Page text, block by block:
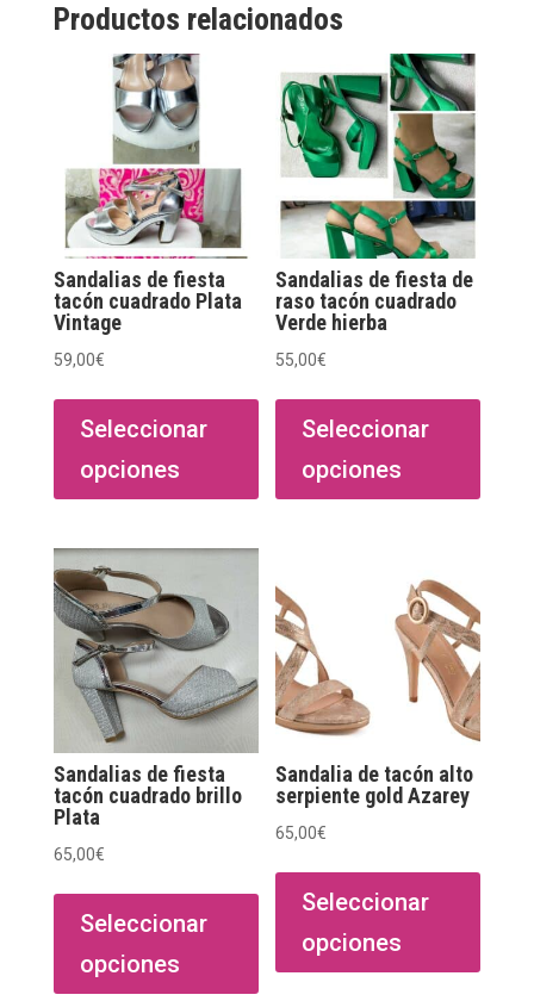
Productos relacionados
Sandalias de fiesta
tacón cuadrado Plata
Vintage
59,00€
Seleccionar
opciones
producto
múltiples
Las
se
pueden
elegir
en
página
de
producto
Sandalias de fiesta de
raso tacón cuadrado
Verde hierba
55,00€
Seleccionar
opciones
se
elegir
en
la
Sandalias de fiesta
tacón cuadrado brillo
Plata
65,00€
Seleccionar
opciones
producto
múltiples
Sandalia de tacón alto
serpiente gold Azarey
65,00€
Seleccionar
opciones